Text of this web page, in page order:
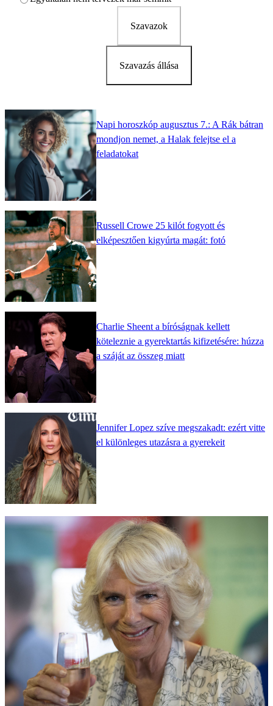
Szavazok
Szavazás állása
Napi horoszkóp augusztus 7.: A Rák bátran
mondjon nemet, a Halak felejtse el a
feladatokat
Russell Crowe 25 kilót fogyott és
elképesztően kigyúrta magát: fotó
Charlie Sheent a bíróságnak kellett
köteleznie a gyerektartás kifizetésére: húzza
a száját az összeg miatt
Jennifer Lopez szíve megszakadt: ezért vitte
el különleges utazásra a gyerekeit